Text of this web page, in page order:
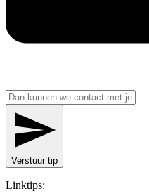
Verstuur tip
Linktips: